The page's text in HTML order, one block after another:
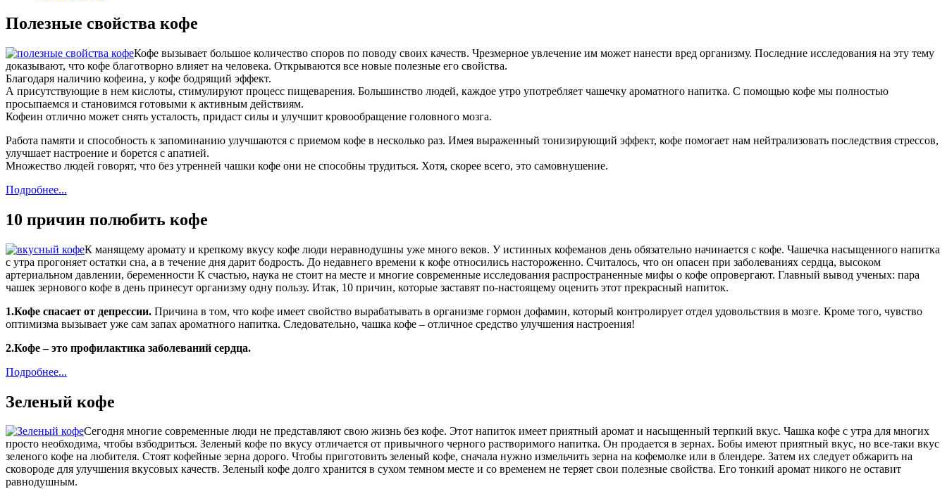
Полезные свойства кофе
Кофе вызывает большое количество споров по поводу своих качеств. Чрезмерное увлечение им может нанести вред организму. Последние исследования на эту тему
доказывают, что кофе благотворно влияет на человека. Открываются все новые полезные его свойства.
Благодаря наличию кофеина, у кофе бодрящий эффект.
А присутствующие в нем кислоты, стимулируют процесс пищеварения. Большинство людей, каждое утро употребляет чашечку ароматного напитка. С помощью кофе мы полностью
просыпаемся и становимся готовыми к активным действиям.
Кофеин отлично может снять усталость, придаст силы и улучшит кровообращение головного мозга.
Работа памяти и способность к запоминанию улучшаются с приемом кофе в несколько раз. Имея выраженный тонизирующий эффект, кофе помогает нам нейтрализовать последствия стрессов,
улучшает настроение и борется с апатией.
Множество людей говорят, что без утренней чашки кофе они не способны трудиться. Хотя, скорее всего, это самовнушение.
Подробнее...
10 причин полюбить кофе
К манящему аромату и крепкому вкусу кофе люди неравнодушны уже много веков. У истинных кофеманов день обязательно начинается с кофе. Чашечка насыщенного напитка
с утра прогоняет остатки сна, а в течение дня дарит бодрость. До недавнего времени к кофе относились настороженно. Считалось, что он опасен при заболеваниях сердца, высоком
артериальном давлении, беременности К счастью, наука не стоит на месте и многие современные исследования распространенные мифы о кофе опровергают. Главный вывод ученых: пара
чашек зернового кофе в день принесут организму одну пользу. Итак, 10 причин, которые заставят по-настоящему оценить этот прекрасный напиток.
1.Кофе спасает от депрессии. Причина в том, что кофе имеет свойство вырабатывать в организме гормон дофамин, который контролирует отдел удовольствия в мозге. Кроме того, чувство
оптимизма вызывает уже сам запах ароматного напитка. Следовательно, чашка кофе – отличное средство улучшения настроения!
2.Кофе – это профилактика заболеваний сердца.
Подробнее...
Зеленый кофе
Сегодня многие современные люди не представляют свою жизнь без кофе. Этот напиток имеет приятный аромат и насыщенный терпкий вкус. Чашка кофе с утра для многих
просто необходима, чтобы взбодриться. Зеленый кофе по вкусу отличается от привычного черного растворимого напитка. Он продается в зернах. Бобы имеют приятный вкус, но все-таки вкус
зеленого кофе на любителя. Стоят кофейные зерна дорого. Чтобы приготовить зеленый кофе, сначала нужно измельчить зерна на кофемолке или в блендере. Затем их следует обжарить на
сковороде для улучшения вкусовых качеств. Зеленый кофе долго хранится в сухом темном месте и со временем не теряет свои полезные свойства. Его тонкий аромат никого не оставит
равнодушным.